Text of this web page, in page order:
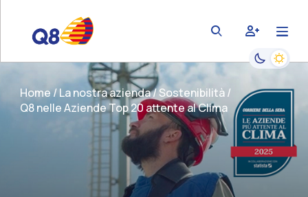
magnifying-glass user-plus bars
Passa alla
Home La nostra azienda Sostenibilità
Q8 nelle Aziende Top 20 attente al Clima